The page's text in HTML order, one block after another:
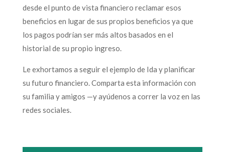
desde el punto de vista financiero reclamar esos
beneficios en lugar de sus propios beneficios ya que
los pagos podrían ser más altos basados en el
historial de su propio ingreso.
Le exhortamos a seguir el ejemplo de Ida y planificar
su futuro financiero. Comparta esta información con
su familia y amigos —y ayúdenos a correr la voz en las
redes sociales.